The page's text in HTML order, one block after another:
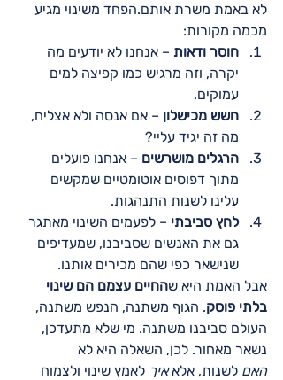
לא באמת משרת אותם.הפחד משינוי מגיע
מכמה מקורות:
חוסר ודאות – אנחנו לא יודעים מה
יקרה, וזה מרגיש כמו קפיצה למים
עמוקים.
חשש מכישלון – אם אנסה ולא אצליח,
מה זה יגיד עליי?
הרגלים מושרשים – אנחנו פועלים
מתוך דפוסים אוטומטיים שמקשים
עלינו לשנות התנהגות.
לחץ סביבתי – לפעמים השינוי מאתגר
גם את האנשים שסביבנו, שמעדיפים
שנישאר כפי שהם מכירים אותנו.
אבל האמת היא שהחיים עצמם הם שינוי
בלתי פוסק. הגוף משתנה, הנפש משתנה,
העולם סביבנו משתנה. מי שלא מתעדכן,
נשאר מאחור. לכן, השאלה היא לא
האם לשנות, אלא איך לאמץ שינוי ולצמוח